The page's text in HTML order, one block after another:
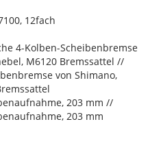
12fach
4-Kolben-Scheibenbremse
M6120 Bremssattel //
von Shimano,
203 mm //
203 mm